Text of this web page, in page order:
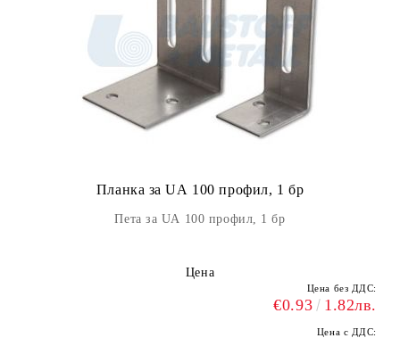
Планка за UА 100 профил, 1 бр
Пета за UА 100 профил, 1 бр
Цена
Цена без ДДС:
€0.93 1.82лв.
Цена с ДДС: